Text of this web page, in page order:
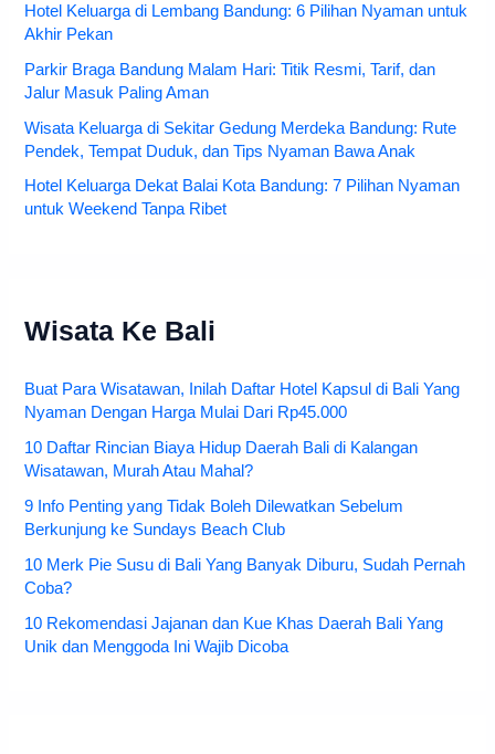
Hotel Keluarga di Lembang Bandung: 6 Pilihan Nyaman untuk
Akhir Pekan
Parkir Braga Bandung Malam Hari: Titik Resmi, Tarif, dan
Jalur Masuk Paling Aman
Wisata Keluarga di Sekitar Gedung Merdeka Bandung: Rute
Pendek, Tempat Duduk, dan Tips Nyaman Bawa Anak
Hotel Keluarga Dekat Balai Kota Bandung: 7 Pilihan Nyaman
untuk Weekend Tanpa Ribet
Wisata Ke Bali
Buat Para Wisatawan, Inilah Daftar Hotel Kapsul di Bali Yang
Nyaman Dengan Harga Mulai Dari Rp45.000
10 Daftar Rincian Biaya Hidup Daerah Bali di Kalangan
Wisatawan, Murah Atau Mahal?
9 Info Penting yang Tidak Boleh Dilewatkan Sebelum
Berkunjung ke Sundays Beach Club
10 Merk Pie Susu di Bali Yang Banyak Diburu, Sudah Pernah
Coba?
10 Rekomendasi Jajanan dan Kue Khas Daerah Bali Yang
Unik dan Menggoda Ini Wajib Dicoba